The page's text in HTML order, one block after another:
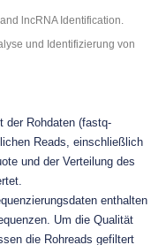
und Identifizierung von
der Rohdaten (fastq-
Reads, einschließlich
und der Verteilung des
enthalten
Um die Qualität
die Rohreads gefiltert